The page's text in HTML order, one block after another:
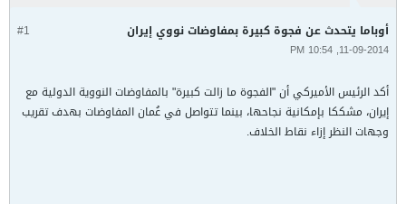
#1 أوباما يتحدث عن فجوة كبيرة بمفاوضات نووي إيران
11-09-2014, 10:54 PM
أكد الرئيس الأميركي أن "الفجوة ما زالت كبيرة" بالمفاوضات النووية الدولية مع
إيران، مشككا بإمكانية نجاحها، بينما تتواصل في عُمان المفاوضات بهدف تقريب
وجهات النظر إزاء نقاط الخلاف.